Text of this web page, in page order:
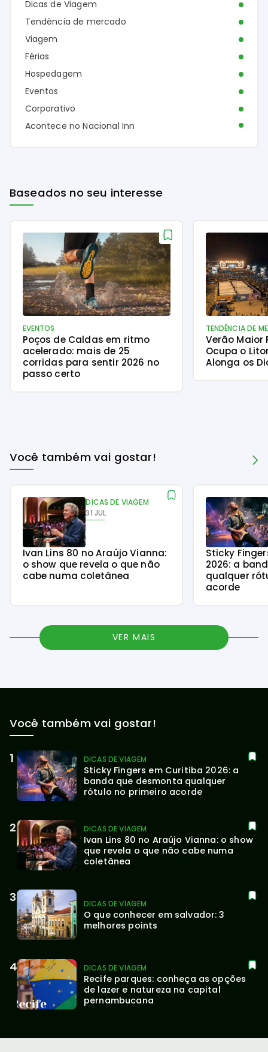
Dicas de Viagem
Tendência de mercado
Viagem
Férias
Hospedagem
Eventos
Corporativo
Acontece no Nacional Inn
Baseados no seu interesse
EVENTOS
Poços de Caldas em ritmo
acelerado: mais de 25
corridas para sentir 2026 no
passo certo
TENDÊNCIA DE
Verão Maior
Ocupa o
Alonga os
Você também vai gostar!
DICAS DE VIAGEM
31 JUL
Ivan Lins 80 no Araújo Vianna:
o show que revela o que não
cabe numa coletânea
Sticky
2026: a
qualquer
acorde
VER MAIS
Você também vai gostar!
DICAS DE VIAGEM
Sticky Fingers em Curitiba 2026: a
banda que desmonta qualquer
rótulo no primeiro acorde
DICAS DE VIAGEM
Ivan Lins 80 no Araújo Vianna: o show
que revela o que não cabe numa
coletânea
DICAS DE VIAGEM
O que conhecer em salvador: 3
melhores points
DICAS DE VIAGEM
Recife parques: conheça as opções
de lazer e natureza na capital
pernambucana